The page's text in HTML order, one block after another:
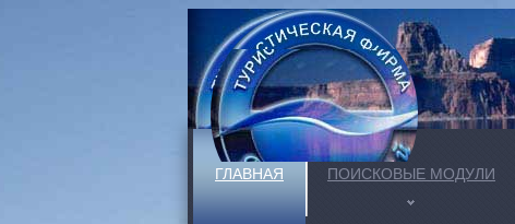
ГЛАВНАЯ ПОИСКОВЫЕ МОДУЛИ